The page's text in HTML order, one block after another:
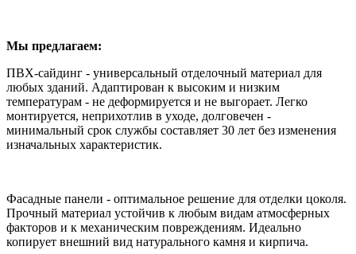
Мы предлагаем:
ПВХ-сайдинг - универсальный отделочный материал для
любых зданий. Адаптирован к высоким и низким
температурам - не деформируется и не выгорает. Легко
монтируется, неприхотлив в уходе, долговечен -
минимальный срок службы составляет 30 лет без изменения
изначальных характеристик.
Фасадные панели - оптимальное решение для отделки цоколя.
Прочный материал устойчив к любым видам атмосферных
факторов и к механическим повреждениям. Идеально
копирует внешний вид натурального камня и кирпича.